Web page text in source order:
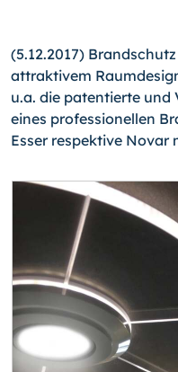
(5.12.2017)
attraktivem
u.a. die patentierte und
eines professionellen
Esser respektive Novar